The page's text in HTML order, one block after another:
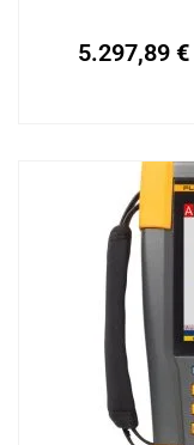
5.297,89 €